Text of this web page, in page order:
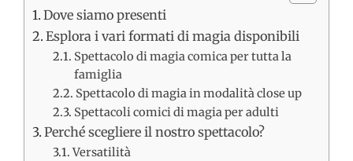
Dove siamo presenti
Esplora i vari formati di magia disponibili
Spettacolo di magia comica per tutta la
famiglia
Spettacolo di magia in modalità close up
Spettacoli comici di magia per adulti
Perché scegliere il nostro spettacolo?
Versatilità